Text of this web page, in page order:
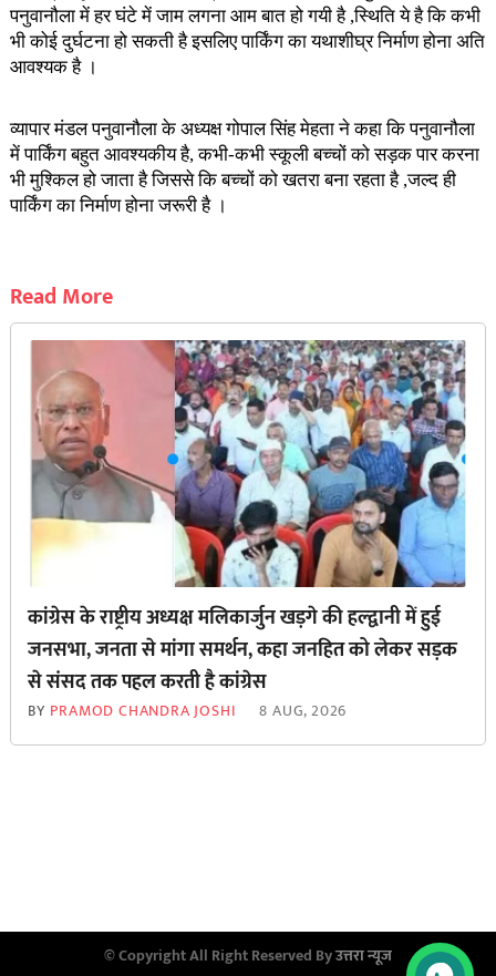
पनुवानौला में हर घंटे में जाम लगना आम बात हो गयी है ,स्थिति ये है कि कभी
भी कोई दुर्घटना हो सकती है इसलिए पार्किंग का यथाशीघ्र निर्माण होना अति
आवश्यक है ।
व्यापार मंडल पनुवानौला के अध्यक्ष गोपाल सिंह मेहता ने कहा कि पनुवानौला
में पार्किंग बहुत आवश्यकीय है, कभी-कभी स्कूली बच्चों को सड़क पार करना
भी मुश्किल हो जाता है जिससे कि बच्चों को खतरा बना रहता है ,जल्द ही
पार्किंग का निर्माण होना जरूरी है ।
Read More
कांग्रेस के राष्ट्रीय अध्यक्ष मलिकार्जुन खड़गे की हल्द्वानी में हुई
जनसभा, जनता से मांगा समर्थन, कहा जनहित को लेकर सड़क
से ‌संसद तक पहल करती है कांग्रेस
BY PRAMOD CHANDRA JOSHI 8 AUG, 2026
© Copyright All Right Reserved Byउत्तरा न्यूज